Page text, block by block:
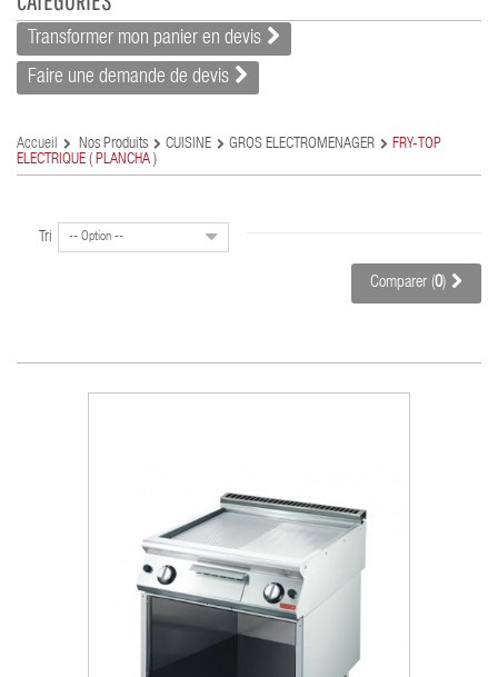
Transformer mon panier en devis
Faire une demande de devis
Accueil Nos Produits CUISINE GROS ELECTROMENAGER
FRY-TOP
ELECTRIQUE ( PLANCHA )
Tri -- Option --
Comparer (0)